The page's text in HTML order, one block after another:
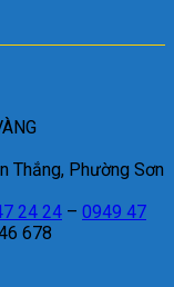
Thắng, Phường Sơn
24 24 – 0949 47
678